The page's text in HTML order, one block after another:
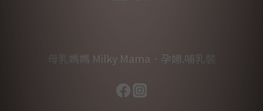
母乳媽媽 Milky Mama．孕婦.哺乳裝